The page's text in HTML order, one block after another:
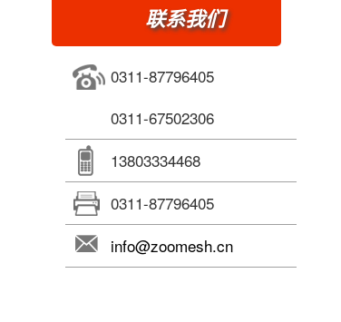
联系我们
0311-87796405
0311-67502306
13803334468
0311-87796405
info@zoomesh.cn